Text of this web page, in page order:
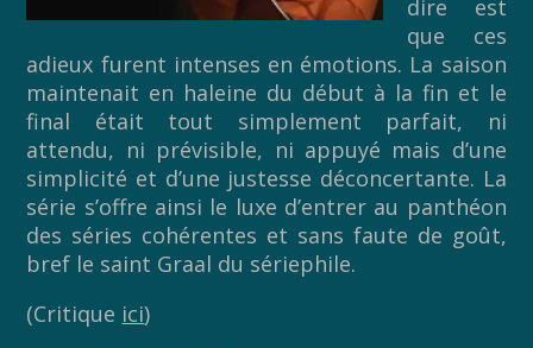
dire est
que ces
adieux furent intenses en émotions. La saison
maintenait en haleine du début à la fin et le
final était tout simplement parfait, ni
attendu, ni prévisible, ni appuyé mais d’une
simplicité et d’une justesse déconcertante. La
série s’offre ainsi le luxe d’entrer au panthéon
des séries cohérentes et sans faute de goût,
bref le saint Graal du sériephile.
(Critique ici)